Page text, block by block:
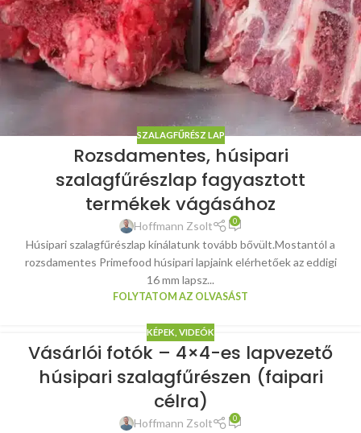
SZALAGFŰRÉSZ LAP
Rozsdamentes, húsipari
szalagfűrészlap fagyasztott
termékek vágásához
Hoffmann Zsolt 0
Húsipari szalagfűrészlap kínálatunk tovább bővült.Mostantól a
rozsdamentes Primefood húsipari lapjaink elérhetőek az eddigi
16 mm lapsz...
FOLYTATOM AZ OLVASÁST
KÉPEK, VIDEÓK
Vásárlói fotók – 4×4-es lapvezető
húsipari szalagfűrészen (faipari
célra)
Hoffmann Zsolt 0